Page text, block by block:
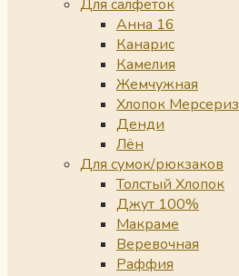
Для салфеток
Анна 16
Канарис
Камелия
Жемчужная
Хлопок
Денди
Лён
Для сумок/рюкзаков
Толстый Хлопок
Джут 100%
Макраме
Веревочная
Раффия